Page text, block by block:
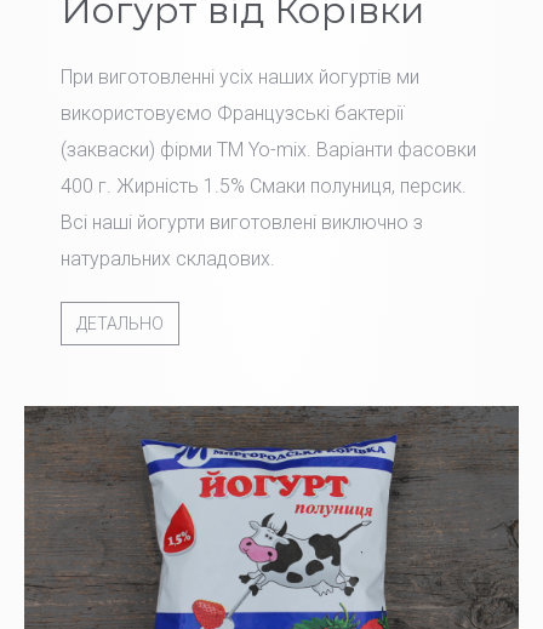
Йогурт від Корівки
При виготовленні усіх наших йогуртів ми
використовуємо Французські бактерії
(закваски) фірми TM Yo-mix. Варіанти фасовки
400 г. Жирність 1.5% Смаки полуниця, персик.
Всі наші йогурти виготовлені виключно з
натуральних складових.
ДЕТАЛЬНО